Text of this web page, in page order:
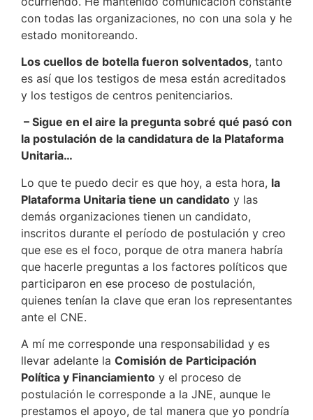
con todas las organizaciones, no con una sola y he
estado monitoreando.
Los cuellos de botella fueron solventados, tanto
es así que los testigos de mesa están acreditados
y los testigos de centros penitenciarios.
– Sigue en el aire la pregunta sobré qué pasó con
la postulación de la candidatura de la Plataforma
Unitaria…
Lo que te puedo decir es que hoy, a esta hora, la
Plataforma Unitaria tiene un candidato y las
demás organizaciones tienen un candidato,
inscritos durante el período de postulación y creo
que ese es el foco, porque de otra manera habría
que hacerle preguntas a los factores políticos que
participaron en ese proceso de postulación,
quienes tenían la clave que eran los representantes
ante el CNE.
A mí me corresponde una responsabilidad y es
llevar adelante la Comisión de Participación
Política y Financiamiento y el proceso de
postulación le corresponde a la JNE, aunque le
prestamos el apoyo, de tal manera que yo pondría